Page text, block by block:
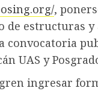
,
de estructuras
convocatoria
UAS y
ingresar